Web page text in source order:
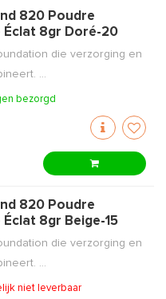
820 Poudre
Éclat 8gr Doré-20
die verzorging en
...
bezorgd
820 Poudre
8gr Beige-15
die verzorging en
...
niet leverbaar